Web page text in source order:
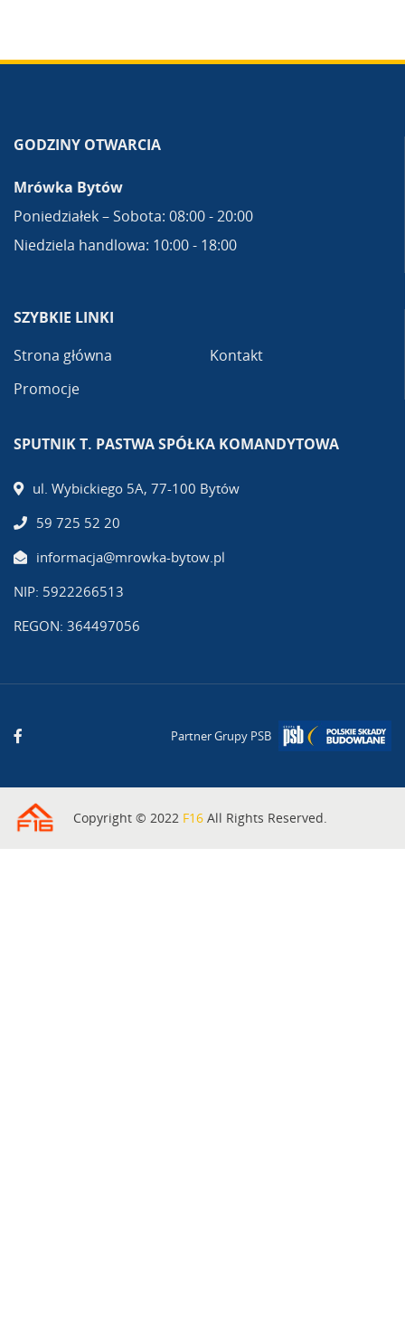
GODZINY OTWARCIA
Mrówka Bytów
Poniedziałek – Sobota: 08:00 - 20:00
Niedziela handlowa: 10:00 - 18:00
SZYBKIE LINKI
Strona główna
Promocje
Kontakt
SPUTNIK T. PASTWA SPÓŁKA KOMANDYTOWA
ul. Wybickiego 5A, 77-100 Bytów
59 725 52 20
informacja@mrowka-bytow.pl
NIP: 5922266513
REGON: 364497056
Partner Grupy PSB
Copyright © 2022 F16 All Rights Reserved.